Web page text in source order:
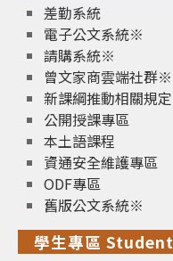
差勤系統
電子公文系統※
請購系統※
曾文家商雲端社群※
新課綱推動相關規定
公開授課專區
本土語課程
資通安全維護專區
ODF專區
舊版公文系統※
學生專區 Student